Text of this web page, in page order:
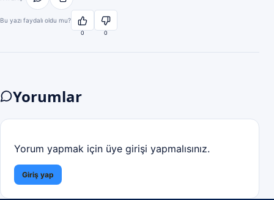
Bu yazı faydalı oldu mu?
0 0
Yorumlar
Yorum yapmak için üye girişi yapmalısınız.
Giriş yap